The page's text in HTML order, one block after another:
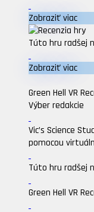
Zobraziť viac
Túto hru radšej
Zobraziť viac
Green Hell VR
Výber redakcie
Vic’s Science
pomocou
Túto hru radšej
Green Hell VR